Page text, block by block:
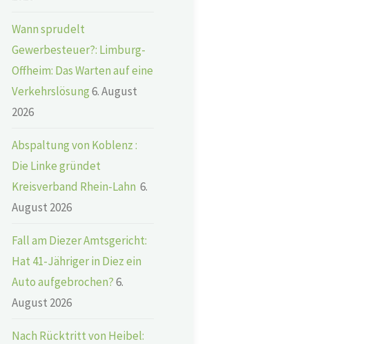
Wann sprudelt
Gewerbesteuer?: Limburg-
Offheim: Das Warten auf eine
Verkehrslösung6. August
2026
Abspaltung von Koblenz :
Die Linke gründet
Kreisverband Rhein-Lahn 6.
August 2026
Fall am Diezer Amtsgericht:
Hat 41-Jähriger in Diez ein
Auto aufgebrochen?6.
August 2026
Nach Rücktritt von Heibel: